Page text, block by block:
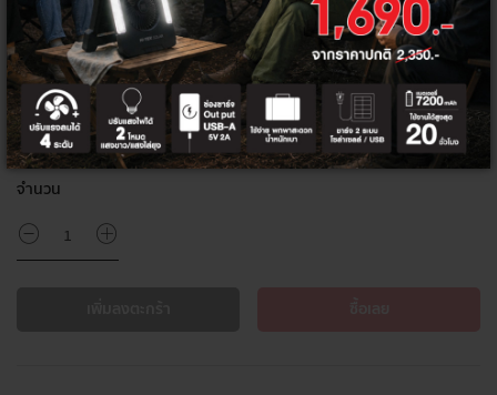
โค้ด/คูปองส่วนลด
KYORT100D ซื้อเครื่องวัด KYORITSU รับโค้ดส่วนลด
100 บาท
HITEK5PER ส่วนลดท้ายบิล 5%
จำนวน